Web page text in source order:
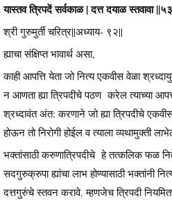
यास्तव त्रिपदें सर्वकाळ | दत्त दयाळ स्तवावा
श्री गुरुमुर्ती चरित्र||अध्याय- ९२||
ह्याचा संक्षिप्त भावार्थ असा,
काही आपत्ति येता जो नित्य एकवीस वेळा
न आणता ह्या त्रिपदीचे पठण करेल त्याच्या
श्रध्दावंत अंत: करणाने जो ह्या त्रिपदीचे
होऊन तो निरोगी होईल व त्याला व्यथामुक्ती
भक्तांसाठी करुणात्रिपदीचे हे तत्कलिक फळ
सदगुरुक्रुपा ह्यांचा लाभ होण्यासाठी भक्तांनी
दत्तगुरुंचे स्तवन करावे. म्हणजेच त्रिपदी